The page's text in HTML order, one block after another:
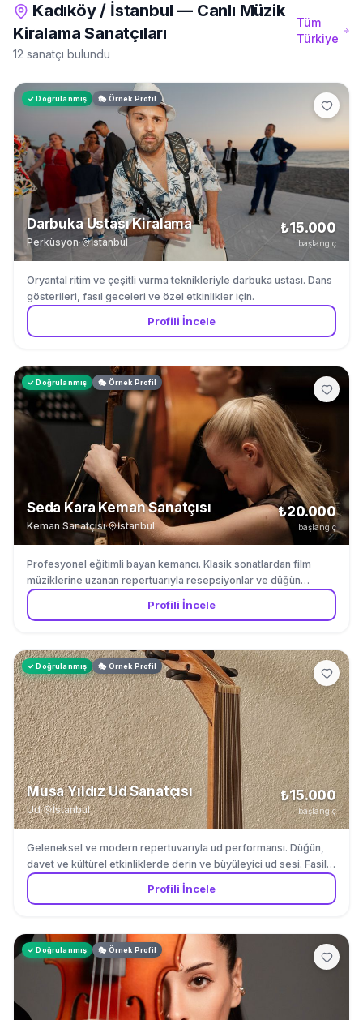
Kadıköy/ İstanbul — Canlı Müzik
Kiralama Sanatçıları
12 sanatçı bulundu
Tüm
Türkiye
✓ Doğrulanmış 🎭 Örnek Profil
Darbuka Ustası Kiralama
Perküsyon· İstanbul
₺15.000
başlangıç
Oryantal ritim ve çeşitli vurma teknikleriyle darbuka ustası. Dans
gösterileri, fasıl geceleri ve özel etkinlikler için.
Profili İncele
✓ Doğrulanmış 🎭 Örnek Profil
Seda Kara Keman Sanatçısı
Keman Sanatçısı· İstanbul
₺20.000
başlangıç
Profesyonel eğitimli bayan kemancı. Klasik sonatlardan film
müziklerine uzanan repertuarıyla resepsiyonlar ve düğün
törenleri için. Fasil muzigi ve Turk muzigi repertuvarinda
uzmandir.
Profili İncele
✓ Doğrulanmış 🎭 Örnek Profil
Musa Yıldız Ud Sanatçısı
Ud· İstanbul
₺15.000
başlangıç
Geleneksel ve modern repertuvarıyla ud performansı. Düğün,
davet ve kültürel etkinliklerde derin ve büyüleyici ud sesi. Fasil
muzigi ve Turk muzigi repertuvarinda uzmandir.
Profili İncele
✓ Doğrulanmış 🎭 Örnek Profil